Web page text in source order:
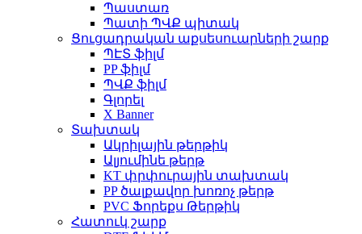
Պաստառ
Պատի ՊՎՔ պիտակ
Ցուցադրական աքսեսուարների շարք
ՊԷՏ ֆիլմ
PP ֆիլմ
ՊՎՔ ֆիլմ
Գլորել
X Banner
Տախտակ
Ակրիլային թերթիկ
Ալյումինե թերթ
KT փրփուրային տախտակ
PP ծալքավոր խոռոչ թերթ
PVC Ֆորեքս Թերթիկ
Հատուկ շարք